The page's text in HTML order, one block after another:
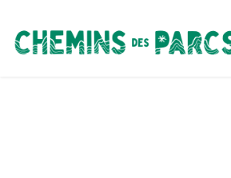
Chemins des Parcs